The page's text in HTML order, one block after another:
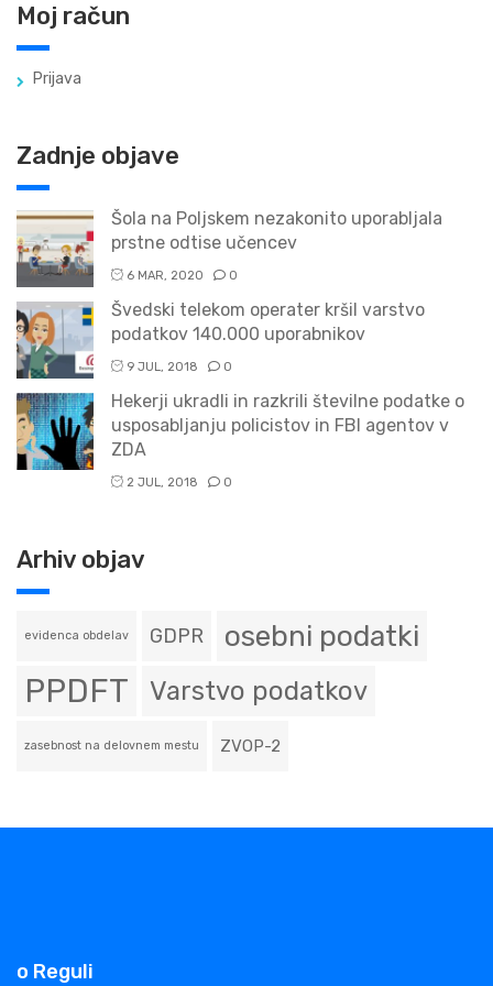
Moj račun
Prijava
Zadnje objave
Šola na Poljskem nezakonito uporabljala
prstne odtise učencev
6 MAR, 2020 0
Švedski telekom operater kršil varstvo
podatkov 140.000 uporabnikov
9 JUL, 2018 0
Hekerji ukradli in razkrili številne podatke o
usposabljanju policistov in FBI agentov v
ZDA
2 JUL, 2018 0
Arhiv objav
evidenca obdelav GDPR osebni podatki
PPDFT Varstvo podatkov
zasebnost na delovnem mestu ZVOP-2
o Reguli